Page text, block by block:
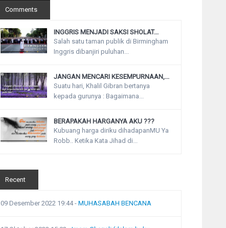
Comments
INGGRIS MENJADI SAKSI SHOLAT...
Salah satu taman publik di Birmingham
Inggris dibanjiri puluhan...
JANGAN MENCARI KESEMPURNAAN,...
Suatu hari, Khalil Gibran bertanya
kepada gurunya : Bagaimana...
BERAPAKAH HARGANYA AKU ???
Kubuang harga diriku dihadapanMU Ya
Robb.. Ketika Kata Jihad di...
Recent
09 Desember 2022 19:44- MUHASABAH BENCANA